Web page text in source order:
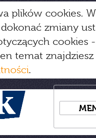
plików cookies.
zmiany
cookies
temat
.